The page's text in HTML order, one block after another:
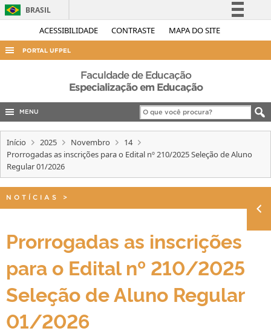
ACESSIBILIDADE CONTRASTE MAPA DO SITE
BRASIL
Simplifique!
Acesso à informação
Legislação
Canais
PORTAL UFPEL
ACESSO À INFORMAÇÃO
COBALTO
CONCURSOS
EDITAIS
OUVIDORIA
Faculdade de Educação
Especialização em Educação
MENU
Início 2025 Novembro
14
Prorrogadas as inscrições para o Edital nº 210/2025 Seleção de Aluno
Regular 01/2026
NOTÍCIAS >
Prorrogadas as inscrições
para o Edital nº 210/2025
Seleção de Aluno Regular
01/2026